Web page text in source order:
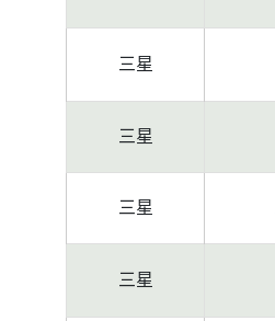
三星
三星
三星
三星